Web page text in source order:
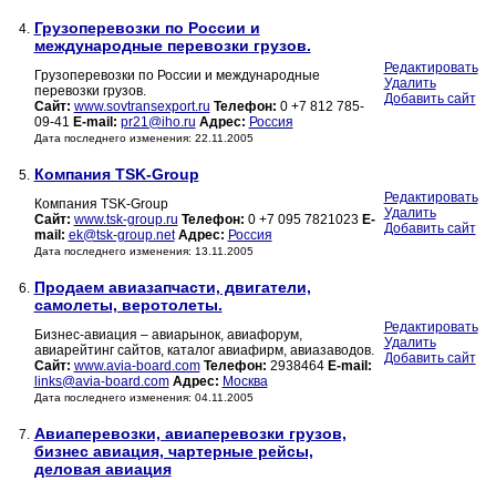
4. Грузоперевозки по России и
международные перевозки грузов.
Грузоперевозки по России и международные
перевозки грузов.
Сайт: www.sovtransexport.ru Телефон: 0 +7 812 785-
09-41 E-mail: pr21@iho.ru Адрес: Россия
Дата последнего изменения: 22.11.2005
Редактировать
Удалить
Добавить сайт
5. Компания TSK-Group
Компания TSK-Group
Сайт: www.tsk-group.ru Телефон: 0 +7 095 7821023 E-
mail: ek@tsk-group.net Адрес: Россия
Дата последнего изменения: 13.11.2005
Редактировать
Удалить
Добавить сайт
6. Продаем авиазапчасти, двигатели,
самолеты, веротолеты.
Бизнес-авиация – авиарынок, авиафорум,
авиарейтинг сайтов, каталог авиафирм, авиазаводов.
Сайт: www.avia-board.com Телефон: 2938464 E-mail:
links@avia-board.com Адрес: Москва
Дата последнего изменения: 04.11.2005
Редактировать
Удалить
Добавить сайт
7. Авиаперевозки, авиаперевозки грузов,
бизнес авиация, чартерные рейсы,
деловая авиация